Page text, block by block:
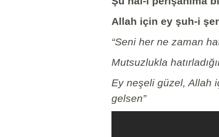
Allah için ey şuh-i
“Seni her ne zaman
Mutsuzlukla
Ey neşeli güzel, Allah
gelsen”